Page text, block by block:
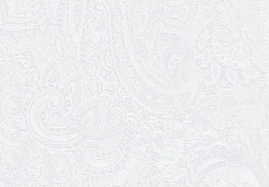
Результати конкурсу
10.03.2026
Ювілей Тетяни Хамітової
03.03.2026
Ювілей Сергія Богаченка
02.03.2026
Результати конкурсу
27.02.2026
Ювілей Олександра Жигуліна
19.02.2026